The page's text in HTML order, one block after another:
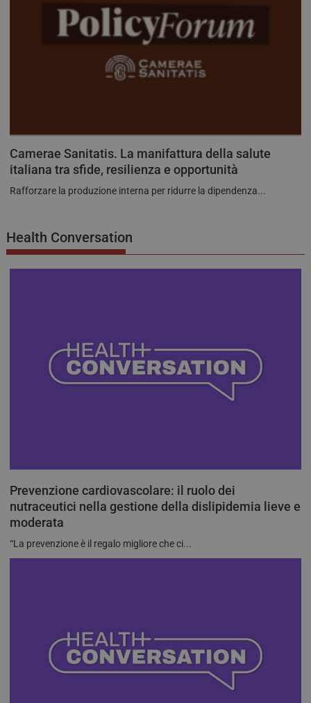
Camerae Sanitatis. La manifattura della salute
italiana tra sfide, resilienza e opportunità
Rafforzare la produzione interna per ridurre la dipendenza...
Health Conversation
Prevenzione cardiovascolare: il ruolo dei
nutraceutici nella gestione della dislipidemia lieve e
moderata
“La prevenzione è il regalo migliore che ci...